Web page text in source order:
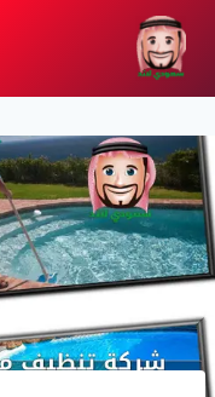
التجاوز
إلى
المحتوى